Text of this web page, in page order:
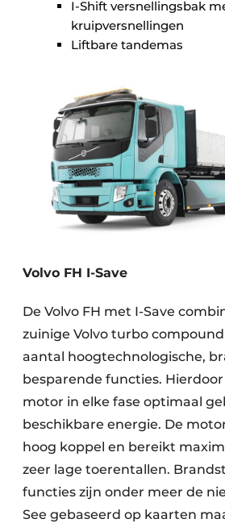
I-Shift versnellingsbak
kruipversnellingen
Liftbare tandemas
Volvo FH I-Save
De Volvo FH met I-Save
zuinige Volvo turbo
aantal hoogtechnologische,
besparende functies. Hierdoor
motor in elke fase optimaal
beschikbare energie. De
hoog koppel en bereikt
zeer lage toerentallen.
functies zijn onder meer de
See gebaseerd op kaarten